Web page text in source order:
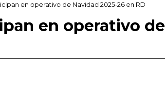
en operativo de Navidad 2025-26 en RD
en operativo de